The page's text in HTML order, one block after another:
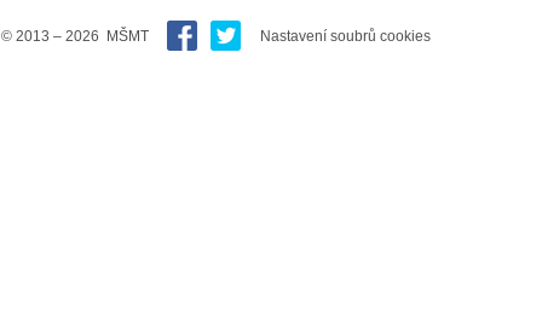
© 2013 – 2026 MŠMT Nastavení soubrů cookies